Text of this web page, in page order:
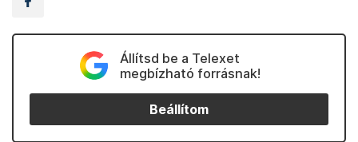
Állítsd be a Telexet
megbízható forrásnak!
Beállítom